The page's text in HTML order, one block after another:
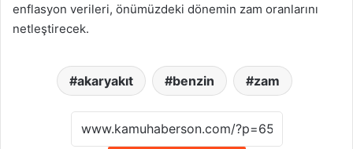
enflasyon verileri, önümüzdeki dönemin zam oranlarını
netleştirecek.
akaryakıt benzin zam